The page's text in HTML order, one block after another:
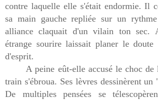
contre laquelle elle s'était endormie. Il
sa main gauche repliée sur un
alliance claquait d'un vilain ton sec.
étrange sourire laissait planer le
d'esprit.
A peine eût-elle accusé le choc de
train s'ébroua. Ses lèvres dessinèrent un
De multiples pensées se